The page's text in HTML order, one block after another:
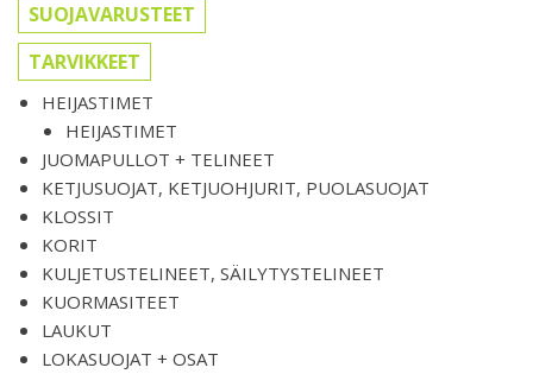
SUOJAVARUSTEET
TARVIKKEET
HEIJASTIMET
HEIJASTIMET
JUOMAPULLOT + TELINEET
KETJUSUOJAT, KETJUOHJURIT, PUOLASUOJAT
KLOSSIT
KORIT
KULJETUSTELINEET, SÄILYTYSTELINEET
KUORMASITEET
LAUKUT
LOKASUOJAT + OSAT